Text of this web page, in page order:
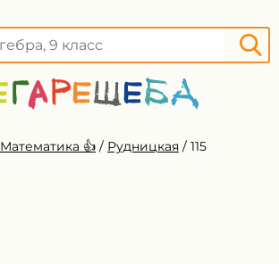
Математика 👍 / Рудницкая / 115